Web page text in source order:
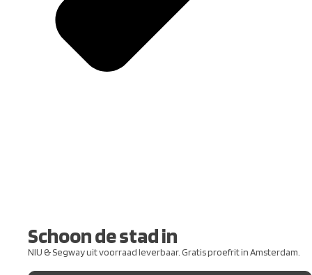
Schoon de stad in
NIU & Segway uit voorraad leverbaar. Gratis proefrit in Amsterdam.